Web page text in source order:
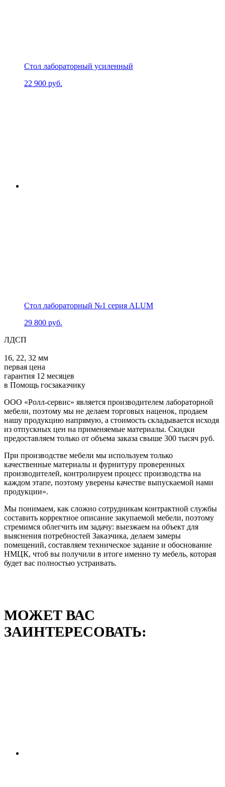
Стол лабораторный усиленный
22 900 руб.
Стол лабораторный №1 серия ALUM
29 800 руб.
ЛДСП
16, 22, 32 мм
первая цена
гарантия 12 месяцев
в Помощь госзаказчику
ООО «Ролл-сервис» является производителем лабораторной
мебели, поэтому мы не делаем торговых наценок, продаем
нашу продукцию напрямую, а стоимость складывается исходя
из отпускных цен на применяемые материалы. Скидки
предоставляем только от объема заказа свыше 300 тысяч руб.
При производстве мебели мы используем только
качественные материалы и фурнитуру проверенных
производителей, контролируем процесс производства на
каждом этапе, поэтому уверены качестве выпускаемой нами
продукции».
Мы понимаем, как сложно сотрудникам контрактной службы
составить корректное описание закупаемой мебели, поэтому
стремимся облегчить им задачу: выезжаем на объект для
выяснения потребностей Заказчика, делаем замеры
помещений, составляем техническое задание и обоснование
НМЦК, чтоб вы получили в итоге именно ту мебель, которая
будет вас полностью устраивать.
МОЖЕТ ВАС
ЗАИНТЕРЕСОВАТЬ: